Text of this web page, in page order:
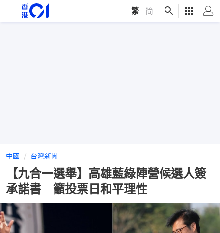
繁 简
中國 台灣新聞
【九合一選舉】高雄藍綠陣營候選人簽
承諾書 籲投票日和平理性